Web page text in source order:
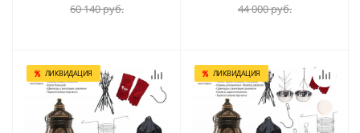
60 140 руб. 44 000 руб.
ЛИКВИДАЦИЯ ЛИКВИДАЦИЯ